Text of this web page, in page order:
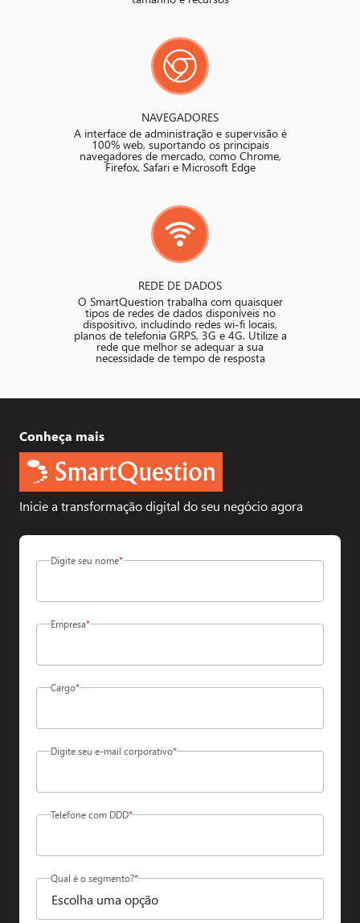
NAVEGADORES
A interface de administração e supervisão é
100% web, suportando os principais
navegadores de mercado, como Chrome,
Firefox, Safari e Microsoft Edge
REDE DE DADOS
O SmartQuestion trabalha com quaisquer
tipos de redes de dados disponíveis no
dispositivo, includindo redes wi-fi locais,
planos de telefonia GRPS, 3G e 4G. Utilize a
rede que melhor se adequar a sua
necessidade de tempo de resposta
Conheça mais
Inicie a transformação digital do seu negócio agora
Digite seu nome*
Empresa*
Cargo*
Digite seu e-mail corporativo*
Telefone com DDD*
Qual é o segmento?*